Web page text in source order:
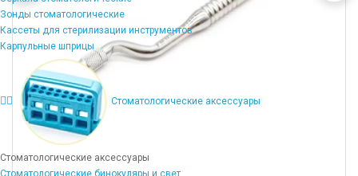
Зонды стоматологические
Кассеты для стерилизации инструментов
Карпульные шприцы
Стоматологические аксессуары
Стоматологические аксессуары
Стоматологические бинокуляры и свет